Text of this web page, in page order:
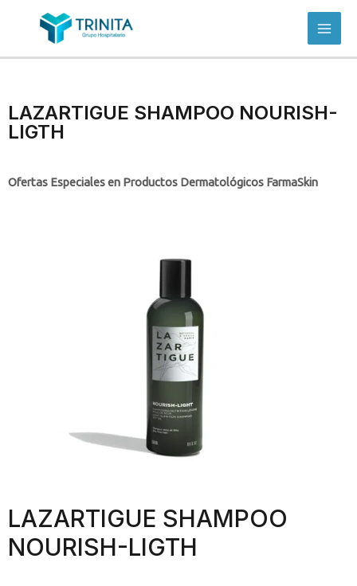
LAZARTIGUE SHAMPOO NOURISH-
LIGTH
Ofertas Especiales en Productos Dermatológicos FarmaSkin
LAZARTIGUE SHAMPOO
NOURISH-LIGTH